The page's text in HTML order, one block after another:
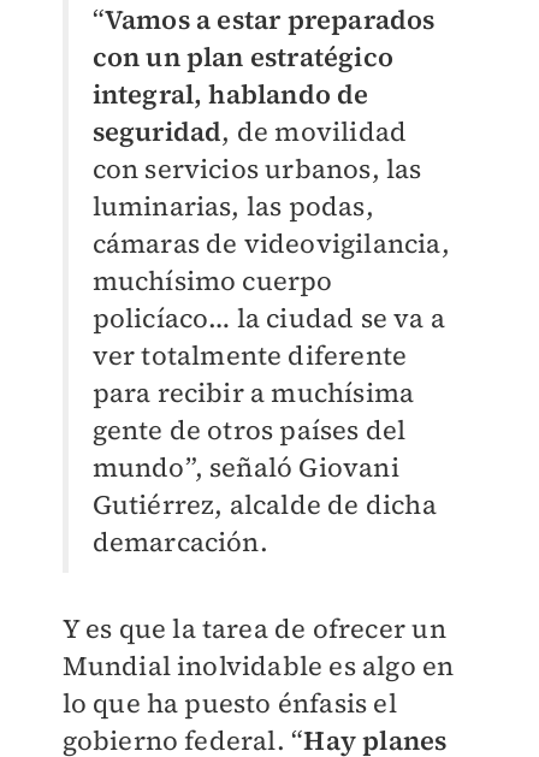
“Vamos a estar preparados
con un plan estratégico
integral, hablando de
seguridad, de movilidad
con servicios urbanos, las
luminarias, las podas,
cámaras de videovigilancia,
muchísimo cuerpo
policíaco… la ciudad se va a
ver totalmente diferente
para recibir a muchísima
gente de otros países del
mundo”, señaló Giovani
Gutiérrez, alcalde de dicha
demarcación.
Y es que la tarea de ofrecer un
Mundial inolvidable es algo en
lo que ha puesto énfasis el
gobierno federal. “Hay planes